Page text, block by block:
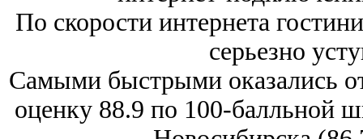
По скорости интернета
серьезно
Самыми быстрыми оказались
оценку 88.9 по 100-балльной